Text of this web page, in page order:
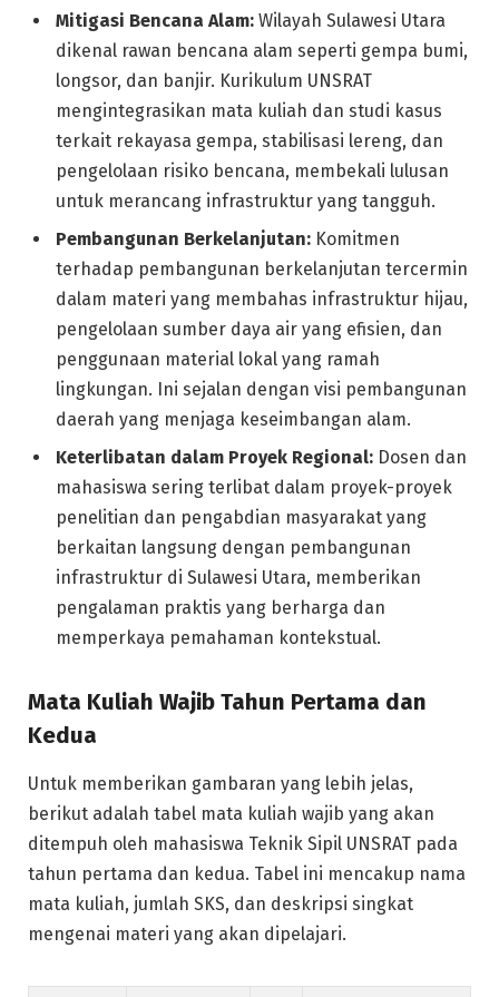
Mitigasi Bencana Alam: Wilayah Sulawesi Utara
dikenal rawan bencana alam seperti gempa bumi,
longsor, dan banjir. Kurikulum UNSRAT
mengintegrasikan mata kuliah dan studi kasus
terkait rekayasa gempa, stabilisasi lereng, dan
pengelolaan risiko bencana, membekali lulusan
untuk merancang infrastruktur yang tangguh.
Pembangunan Berkelanjutan: Komitmen
terhadap pembangunan berkelanjutan tercermin
dalam materi yang membahas infrastruktur hijau,
pengelolaan sumber daya air yang efisien, dan
penggunaan material lokal yang ramah
lingkungan. Ini sejalan dengan visi pembangunan
daerah yang menjaga keseimbangan alam.
Keterlibatan dalam Proyek Regional: Dosen dan
mahasiswa sering terlibat dalam proyek-proyek
penelitian dan pengabdian masyarakat yang
berkaitan langsung dengan pembangunan
infrastruktur di Sulawesi Utara, memberikan
pengalaman praktis yang berharga dan
memperkaya pemahaman kontekstual.
Mata Kuliah Wajib Tahun Pertama dan
Kedua
Untuk memberikan gambaran yang lebih jelas,
berikut adalah tabel mata kuliah wajib yang akan
ditempuh oleh mahasiswa Teknik Sipil UNSRAT pada
tahun pertama dan kedua. Tabel ini mencakup nama
mata kuliah, jumlah SKS, dan deskripsi singkat
mengenai materi yang akan dipelajari.